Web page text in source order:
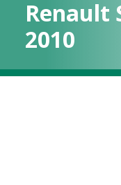
Renault
2010